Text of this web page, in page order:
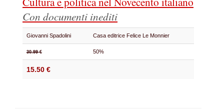
Con documenti inediti
Giovanni Spadolini Casa editrice Felice Le Monnier
30.99 € 50%
15.50 €